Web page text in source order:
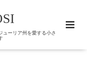
ューリア州を愛する小さ